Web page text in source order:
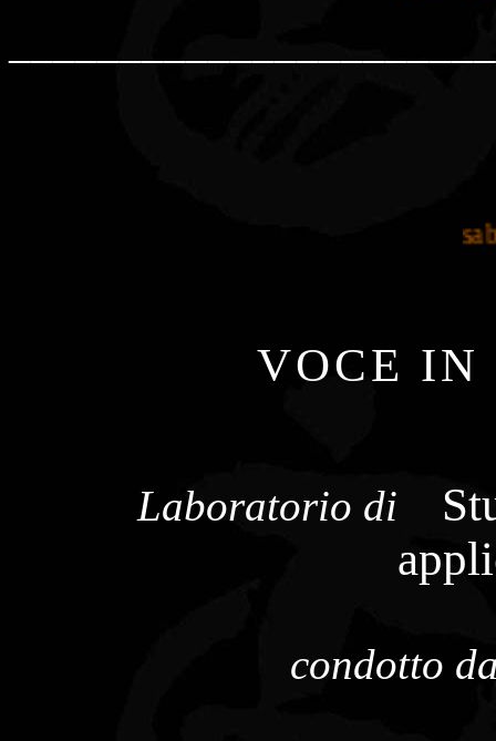
VOCE IN
Laboratorio di
condotto